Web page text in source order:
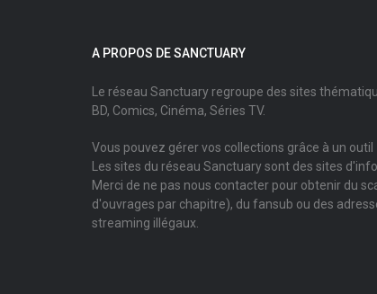
A PROPOS DE SANCTUARY
Le réseau Sanctuary regroupe des sites
BD, Comics, Cinéma, Séries TV.
Vous pouvez gérer vos collections grâce à un outil
Les sites du réseau Sanctuary sont des sites
Merci de ne pas nous contacter pour obtenir du
d'ouvrages par chapitre), du fansub ou des
streaming illégaux.